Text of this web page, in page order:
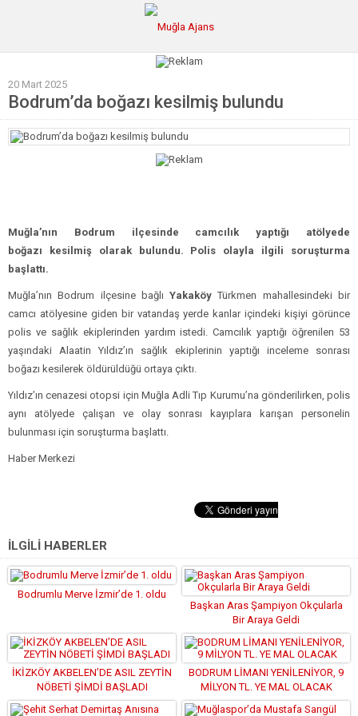
Ana Sayfa
Tüm Haberler
Köşe Yazıları
Künye
20 Mart 2025
Bodrum’da boğazı kesilmiş bulundu
Muğla’nın Bodrum ilçesinde camcılık yaptığı atölyede
boğazı kesilmiş olarak bulundu. Polis olayla ilgili soruşturma
başlattı.
Muğla’nın Bodrum ilçesine bağlıYakaköyTürkmen mahallesindeki bir
camcı atölyesine giden bir vatandaş yerde kanlar içindeki kişiyi görünce
polis ve sağlık ekiplerinden yardım istedi. Camcılık yaptığı öğrenilen 53
yaşındaki Alaatin Yıldız’ın sağlık ekiplerinin yaptığı inceleme sonrası
boğazı kesilerek öldürüldüğü ortaya çıktı.
Yıldız’ın cenazesi otopsi için Muğla Adli Tıp Kurumu’na gönderilirken, polis
aynı atölyede çalışan ve olay sonrası kayıplara karışan personelin
bulunması için soruşturma başlattı.
Haber Merkezi
İLGİLİ HABERLER
Bodrumlu Merve İzmir’de 1. oldu
Başkan Aras Şampiyon Okçularla
Bir Araya Geldi
İKİZKÖY AKBELEN’DE ASIL ZEYTİN
NÖBETİ ŞİMDİ BAŞLADI
BODRUM LİMANI YENİLENİYOR, 9
MİLYON TL. YE MAL OLACAK